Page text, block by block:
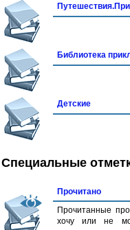
Библиотека
Детские
Специальные
Прочитано
Прочитанные
хочу или не